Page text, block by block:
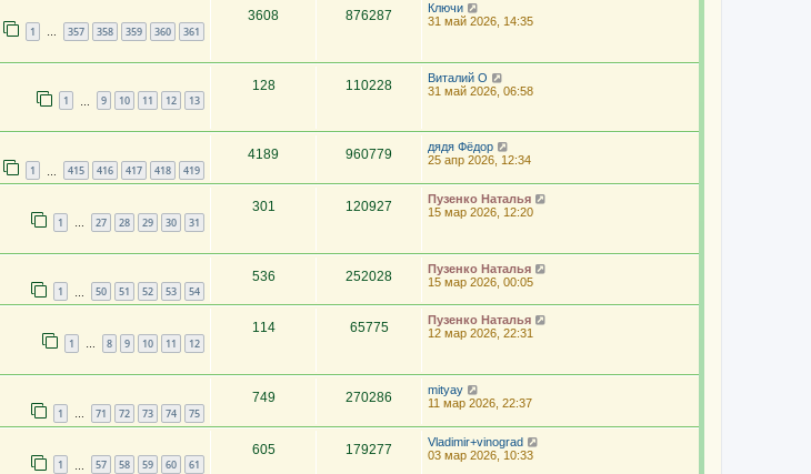
1 … 357 358 359 360 361
3608 876287
Ключи
31 май 2026, 14:35
1 9 10 11 12 13
128 110228
Виталий О
31 май 2026, 06:58
1 415 416 417 418 419
4189 960779
дядя Фёдор
25 апр 2026, 12:34
1 … 27 28 29 30 31
301 120927
Пузенко Наталья
15 мар 2026, 12:20
1 50 51 52 53 54
536 252028
Пузенко Наталья
15 мар 2026, 00:05
1 … 8 9 10 11 12
114 65775
Пузенко Наталья
12 мар 2026, 22:31
1 … 71 72 73 74 75
749 270286
mityay
11 мар 2026, 22:37
1 57 58 59 60 61
605 179277
Vladimir+vinograd
03 мар 2026, 10:33